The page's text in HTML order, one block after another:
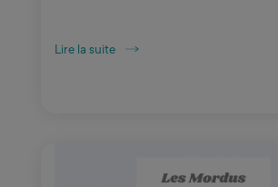
Lire la suite